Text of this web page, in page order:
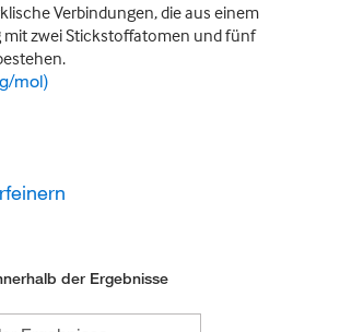
Verbindungen, die aus einem
mit zwei Stickstoffatomen und fünf
mol)
der Ergebnisse